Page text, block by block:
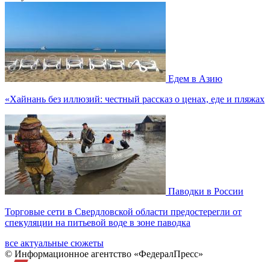
Едем в Азию
«Хайнань без иллюзий: честный рассказ о ценах, еде и пляжах
Паводки в России
Торговые сети в Свердловской области предостерегли от
спекуляции на питьевой воде в зоне паводка
все актуальные сюжеты
© Информационное агентство «ФедералПресс»